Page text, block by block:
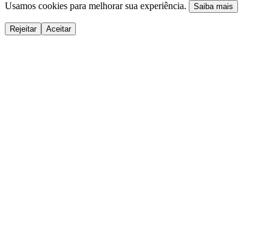
Usamos cookies para melhorar sua experiência. Saiba mais
Rejeitar Aceitar